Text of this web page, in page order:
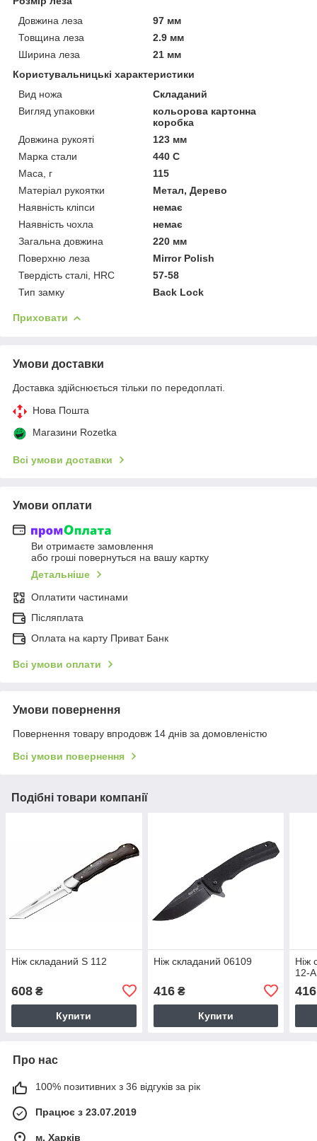
Довжина леза
97 мм
Товщина леза
2.9 мм
Ширина леза
21 мм
Користувальницькі характеристики
Вид ножа
Складаний
Вигляд упаковки
кольорова картонна
коробка
Довжина рукояті
123 мм
Марка стали
440 C
Маса, г
115
Матеріал рукоятки
Метал, Дерево
Наявність кліпси
немає
Наявність чохла
немає
Загальна довжина
220 мм
Поверхню леза
Mirror Polish
Твердість сталі, HRC
57-58
Тип замку
Back Lock
Приховати
Умови доставки
Доставка здійснюється тільки по передоплаті.
Нова Пошта
Магазини Rozetka
Всі умови доставки
Умови оплати
Ви отримаєте замовлення
або гроші повернуться на вашу картку
Детальніше
Оплатити частинами
Післяплата
Оплата на карту Приват Банк
Всі умови оплати
Умови повернення
Повернення товару впродовж 14 днів за домовленістю
Всі умови повернення
Подібні товари компанії
Ніж складаний S 112
608 ₴
Купити
Ніж складаний 06109
416₴
Купити
Ніж
12-A
416
Про нас
100% позитивних з 36 відгуків за рік
Працює з 23.07.2019
м. Харків